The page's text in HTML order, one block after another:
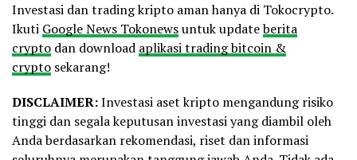
Investasi dan trading kripto aman hanya di Tokocrypto.
Ikuti Google News Tokonewsuntuk updateberita
crypto dan download aplikasi trading bitcoin &
crypto sekarang!
DISCLAIMER:Investasi aset kripto mengandung risiko
tinggi dan segala keputusan investasi yang diambil oleh
Anda berdasarkan rekomendasi, riset dan informasi